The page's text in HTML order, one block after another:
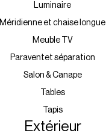
Luminaire
Méridienne et chaise longue
Meuble TV
Paraventet séparation
Salon & Canape
Tables
Tapis
Extérieur